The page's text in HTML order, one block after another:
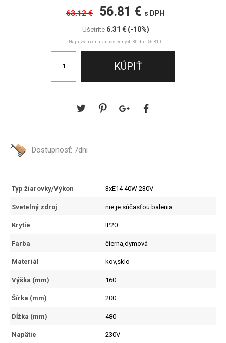
63.12 € 56.81 € s DPH
Ušetríte 6.31 € (-10%)
Najnižšia cena za posledných 30 dní: 56.81 €
Dostupnosť: 7dni
Typ žiarovky/Výkon 3xE14 40W 230V
Svetelný zdroj nie je súčasťou balenia
Krytie IP20
Farba čierna,dymová
Materiál kov,sklo
Výška (mm) 160
Šírka (mm) 200
Dĺžka (mm) 480
Napätie 230V